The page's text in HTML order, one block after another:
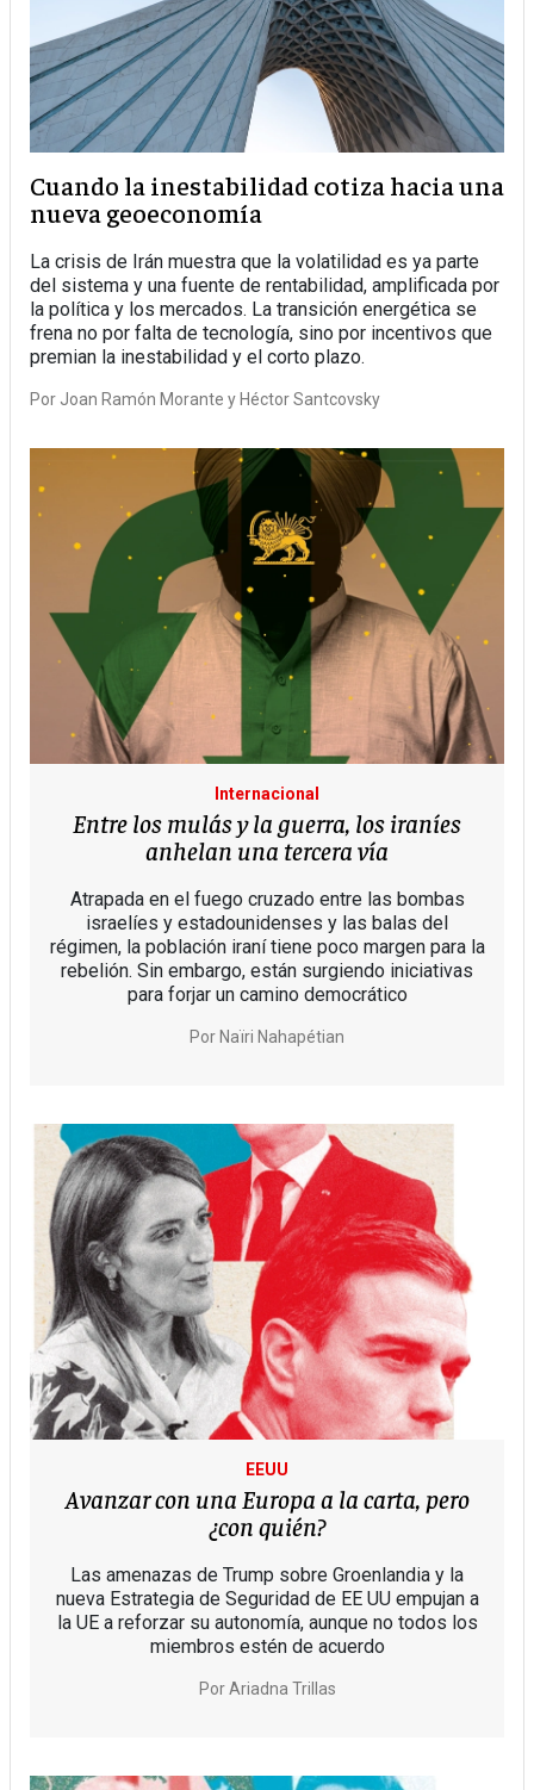
Cuando la inestabilidad cotiza hacia una
nueva geoeconomía
La crisis de Irán muestra que la volatilidad es ya parte
del sistema y una fuente de rentabilidad, amplificada por
la política y los mercados. La transición energética se
frena no por falta de tecnología, sino por incentivos que
premian la inestabilidad y el corto plazo.
Por Joan Ramón Morante y Héctor Santcovsky
Internacional
Entre los mulás y la guerra, los iraníes
anhelan una tercera vía
Atrapada en el fuego cruzado entre las bombas
israelíes y estadounidenses y las balas del
régimen, la población iraní tiene poco margen para la
rebelión. Sin embargo, están surgiendo iniciativas
para forjar un camino democrático
Por Naïri Nahapétian
EEUU
Avanzar con una Europa a la carta, pero
¿con quién?
Las amenazas de Trump sobre Groenlandia y la
nueva Estrategia de Seguridad de EE UU empujan a
la UE a reforzar su autonomía, aunque no todos los
miembros estén de acuerdo
PorAriadna Trillas